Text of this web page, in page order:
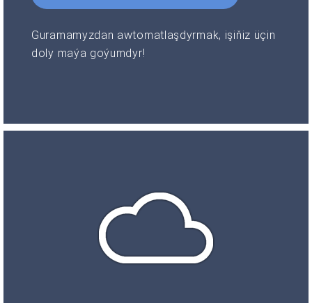
Guramamyzdan awtomatlaşdyrmak, işiňiz üçin
doly maýa goýumdyr!